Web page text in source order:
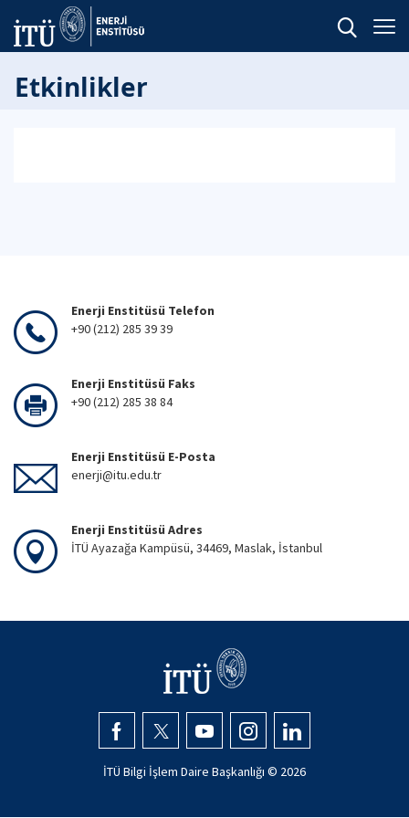
Etkinlikler
Enerji Enstitüsü Telefon
+90 (212) 285 39 39
Enerji Enstitüsü Faks
+90 (212) 285 38 84
Enerji Enstitüsü E-Posta
enerji@itu.edu.tr
Enerji Enstitüsü Adres
İTÜ Ayazağa Kampüsü, 34469, Maslak, İstanbul
İTÜ Bilgi İşlem Daire Başkanlığı © 2026